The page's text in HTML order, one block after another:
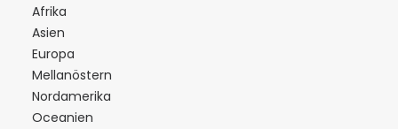
Afrika
Asien
Europa
Mellanöstern
Nordamerika
Oceanien